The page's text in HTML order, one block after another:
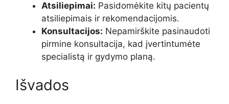
Atsiliepimai: Pasidomėkite kitų pacientų
atsiliepimais ir rekomendacijomis.
Konsultacijos: Nepamirškite pasinaudoti
pirmine konsultacija, kad įvertintumėte
specialistą ir gydymo planą.
Išvados